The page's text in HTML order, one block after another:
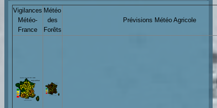
Vigilances
Météo-
France
Météo
des
Forêts
Prévisions Météo Agricole